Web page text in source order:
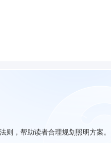
则，帮助读者合理规划照明方案。